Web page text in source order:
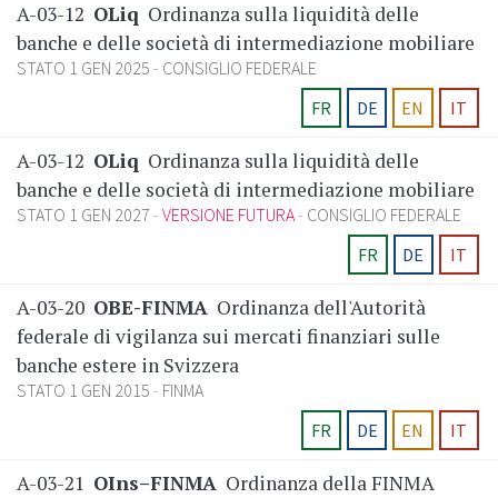
A-03-12 OLiq Ordinanza sulla liquidità delle
banche e delle società di intermediazione mobiliare
STATO 1 GEN 2025
CONSIGLIO FEDERALE
FR
DE EN IT
A-03-12 OLiq Ordinanza sulla liquidità delle
banche e delle società di intermediazione mobiliare
STATO 1 GEN 2027 VERSIONE FUTURA CONSIGLIO FEDERALE
FR
DE IT
A-03-20 OBE-FINMA Ordinanza dell'Autorità
federale di vigilanza sui mercati finanziari sulle
banche estere in Svizzera
STATO 1 GEN 2015
FINMA
FR
DE EN IT
A-03-21 OIns–FINMA Ordinanza della FINMA